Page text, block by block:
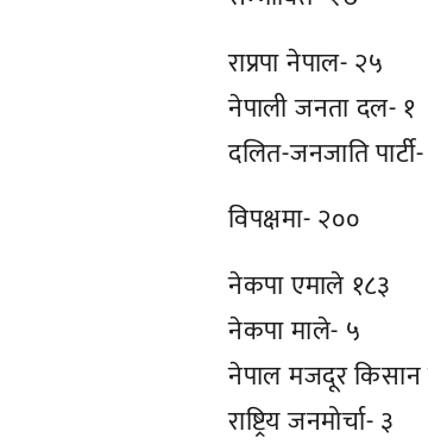
राप्रपा नेपाल- २५
नेपाली जनता दल- १
दलित-जनजाति
विपक्षमा- २००
नेकपा एमाले १८३
नेकपा माले- ५
नेपाल मजदूर किसान
राष्ट्रिय जनमोर्चा- ३